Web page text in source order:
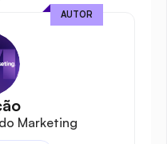
Marketing
AUTOR